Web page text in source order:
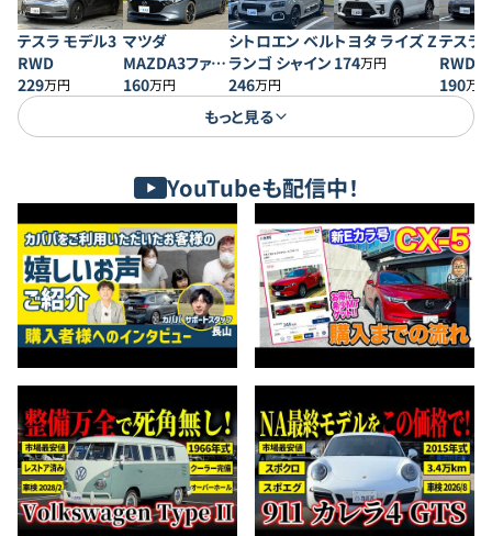
テスラ モデル3
RWD
229万円
マツダ
MAZDA3ファス
トバック 20S プ
ロアクティブ
160万円
シトロエン ベル
ランゴ シャイン
246万円
トヨタ ライズ Z
174万円
テスラ
RWD
190万円
もっと見る
YouTubeも配信中！